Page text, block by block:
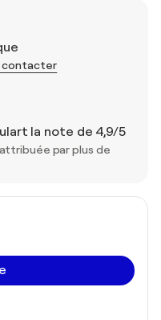
contacter
la note de 4,9/5
par plus de